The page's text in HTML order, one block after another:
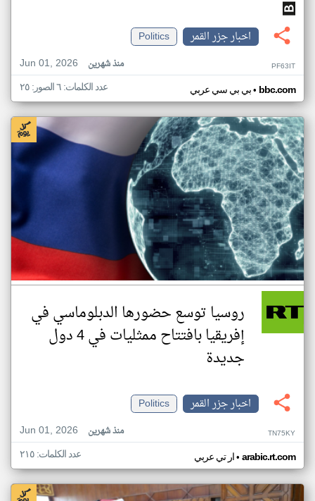
اخبار جزر القمر
Politics
Jun 01, 2026
منذ شهرين PF63IT
بي بي سي عربي• bbc.com عدد الكلمات: ٦ الصور: ٢٥
روسيا توسع حضورها الدبلوماسي في
إفريقيا بافتتاح ممثليات في 4 دول
جديدة
اخبار جزر القمر
Politics
Jun 01, 2026
منذ شهرين TN75KY
ار تي عربي• arabic.rt.com عدد الكلمات: ٢١٥